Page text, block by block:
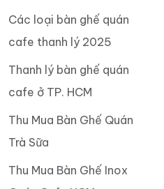
Các loại bàn ghế quán
cafe thanh lý 2025
Thanh lý bàn ghế quán
cafe ở TP. HCM
Thu Mua Bàn Ghế Quán
Trà Sữa
Thu Mua Bàn Ghế Inox